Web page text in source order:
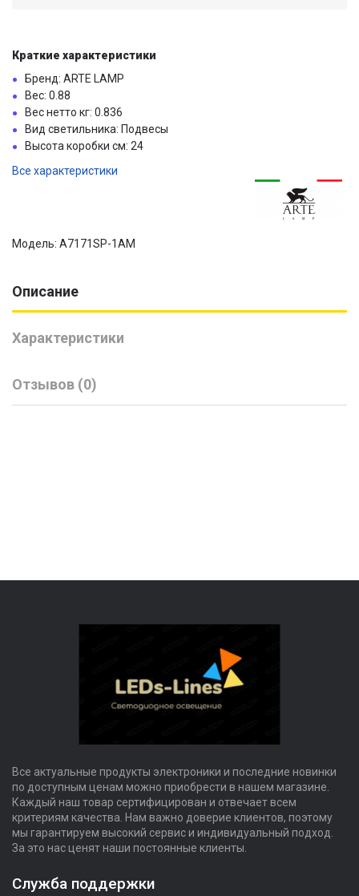
Краткие характеристики
Бренд: ARTE LAMP
Вес: 0.88
Вес нетто кг: 0.836
Вид светильника: Подвесы
Высота коробки см: 24
Все характеристики
Модель: A7171SP-1AM
Описание
Характеристики
Отзывов (0)
Все актуальные продукты электроники и последние новинки
по доступным ценам можно приобрести в нашем магазине.
Каждый наш товар сертифицирован и отвечает всем
критериям качества. Нам важно доверие клиентов, поэтому
мы гарантируем высокий сервис и индивидуальный подход.
За это нас ценят наши постоянные клиенты.
Служба поддержки